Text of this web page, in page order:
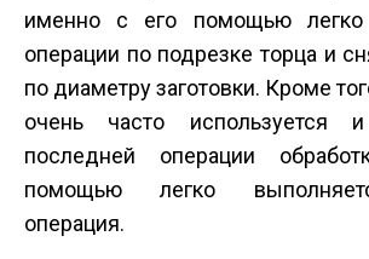
именно с его помощью легко
операции по подрезке торца и
по диаметру заготовки. Кроме
очень часто используется
последней операции
помощью легко
операция.